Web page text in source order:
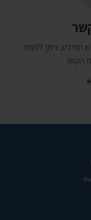
המידע, ניתן לפנות
הקשר